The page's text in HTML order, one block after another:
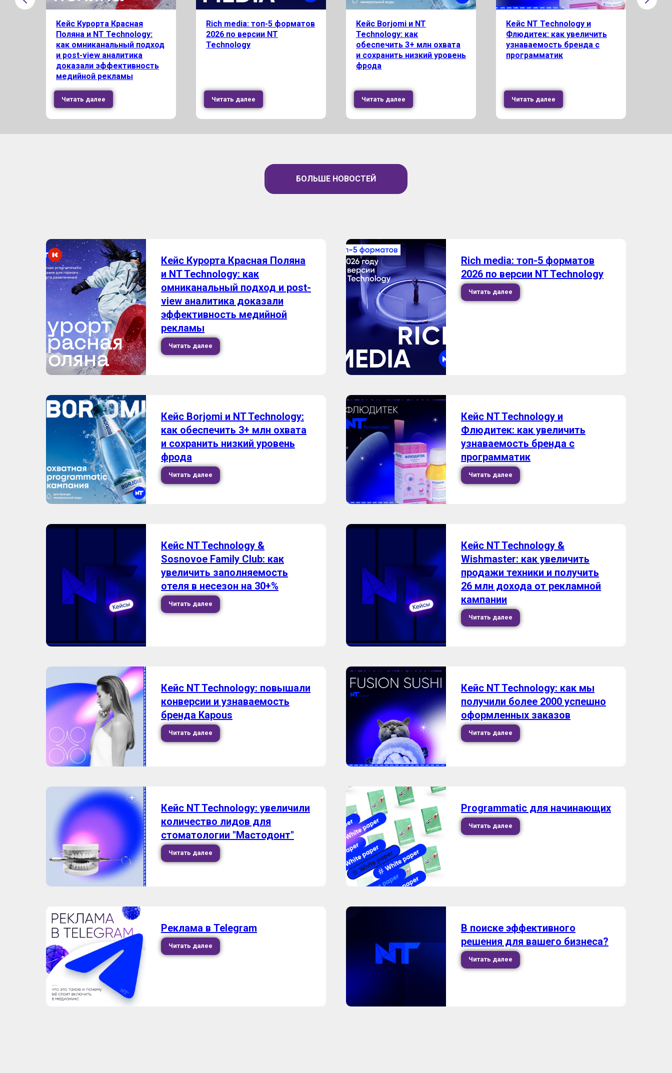
Кейс Курорта Красная
Поляна и NT Technology:
как омниканальный подход
и post-view аналитика
доказали эффективность
медийной рекламы
Читать далее
Rich media: топ-5 форматов
2026 по версии NT
Technology
Читать далее
Кейс Borjomi и NT
Technology: как
обеспечить 3+ млн охвата
и сохранить низкий уровень
фрода
Читать далее
Кейс NT Technology и
Флюдитек: как увеличить
узнаваемость бренда с
программатик
Читать далее
БОЛЬШЕ НОВОСТЕЙ
Кейс Курорта Красная Поляна
и NT Technology: как
омниканальный подход и post-
view аналитика доказали
эффективность медийной
рекламы
Читать далее
Rich media: топ-5 форматов
2026 по версии NT Technology
Читать далее
Кейс Borjomi и NT Technology:
как обеспечить 3+ млн охвата
и сохранить низкий уровень
фрода
Читать далее
Кейс NT Technology и
Флюдитек: как увеличить
узнаваемость бренда с
программатик
Читать далее
Кейс NT Technology &
Sosnovoe Family Club: как
увеличить заполняемость
отеля в несезон на 30+%
Читать далее
Кейс NT Technology &
Wishmaster: как увеличить
продажи техники и получить
26 млн дохода от рекламной
кампании
Читать далее
Кейс NT Technology: повышали
конверсии и узнаваемость
бренда Kapous
Читать далее
Кейс NT Technology: как мы
получили более 2000 успешно
оформленных заказов
Читать далее
Кейс NT Technology: увеличили
количество лидов для
стоматологии "Мастодонт"
Читать далее
Programmatic для начинающих
Читать далее
Реклама в Telegram
Читать далее
В поиске эффективного
решения для вашего бизнеса?
Читать далее